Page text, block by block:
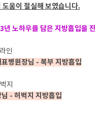
움이 절실해 보였습니다.
노하우를 담은 지방흡입을 진
인
병원장님 - 복부 지방흡입
지
- 허벅지 지방흡입